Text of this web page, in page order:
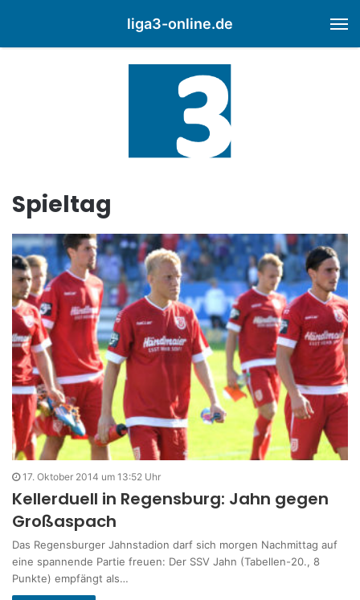
liga3-online.de
Spieltag
17. Oktober 2014 um 13:52 Uhr
Kellerduell in Regensburg: Jahn gegen
Großaspach
Das Regensburger Jahnstadion darf sich morgen Nachmittag auf
eine spannende Partie freuen: Der SSV Jahn (Tabellen-20., 8
Punkte) empfängt als…